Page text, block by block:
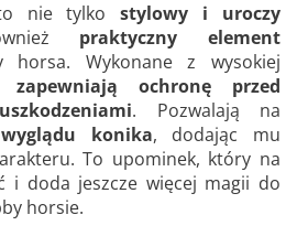
to nie tylkostylowy i uroczy
praktyczny element
horsa. Wykonane z wysokiej
zapewniają ochronę przed
. Pozwalają na
konika, dodając mu
To upominek, który na
i doda jeszcze więcej magii do
horsie.